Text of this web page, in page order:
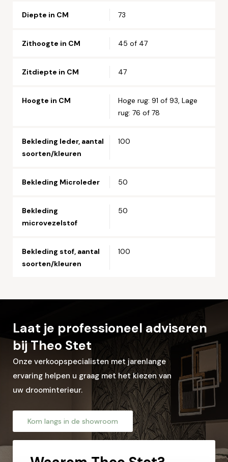
Postcode*
Woonplaats*
Diepte in CM 73
Zithoogte in CM 45 of 47
Zitdiepte in CM 47
Hoogte in CM
Hoge rug: 91 of 93, Lage
rug: 76 of 78
Bekleding leder, aantal
soorten/kleuren
100
Bekleding Microleder 50
Bekleding
microvezelstof
50
Bekleding stof, aantal
soorten/kleuren
100
Laat je professioneel adviseren
bij Theo Stet
Onze verkoopspecialisten met jarenlange
ervaring helpen u graag met het kiezen van
uw droominterieur.
Kom langs in de showroom